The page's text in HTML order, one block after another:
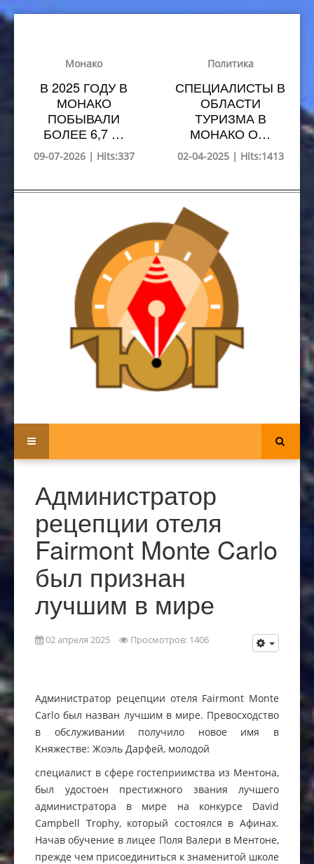
Монако
В 2025 ГОДУ В
МОНАКО
ПОБЫВАЛИ
БОЛЕЕ 6,7 …
09-07-2026 | Hits:337
Политика
СПЕЦИАЛИСТЫ В
ОБЛАСТИ
ТУРИЗМА В
МОНАКО О…
02-04-2025 | Hits:1413
Администратор
рецепции отеля
Fairmont Monte Carlo
был признан
лучшим в мире
02 апреля 2025 Просмотров: 1406
Администратор рецепции отеля Fairmont Monte
Carlo был назван лучшим в мире. Превосходство
в обслуживании получило новое имя в
Княжестве: Жоэль Дарфей, молодой
специалист в сфере гостеприимства из Ментона,
был удостоен престижного звания лучшего
администратора в мире на конкурсе David
Campbell Trophy, который состоялся в Афинах.
Начав обучение в лицее Поля Валери в Ментоне,
прежде чем присоединиться к знаменитой школе